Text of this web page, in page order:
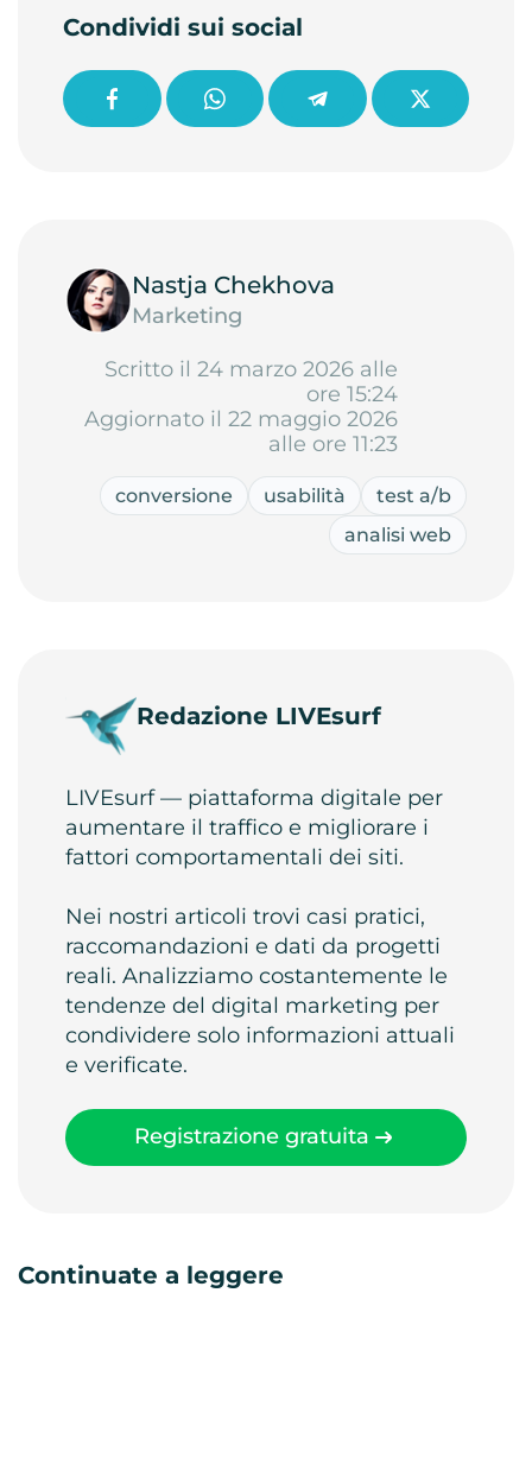
Condividi sui social
Nastja Chekhova
Marketing
Scritto il 24 marzo 2026 alle
ore 15:24
Aggiornato il 22 maggio 2026
alle ore 11:23
conversione usabilità
test a/b
analisi web
Redazione LIVEsurf
LIVEsurf — piattaforma digitale per
aumentare il traffico e migliorare i
fattori comportamentali dei siti.
Nei nostri articoli trovi casi pratici,
raccomandazioni e dati da progetti
reali. Analizziamo costantemente le
tendenze del digital marketing per
condividere solo informazioni attuali
e verificate.
Registrazione gratuita
Continuate a leggere